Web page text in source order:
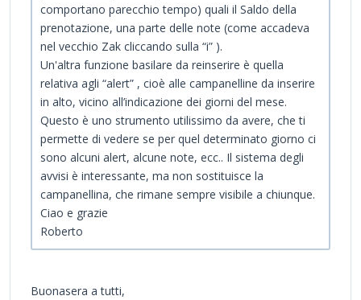
comportano parecchio tempo) quali il Saldo della
prenotazione, una parte delle note (come accadeva
nel vecchio Zak cliccando sulla “i” ).
Un'altra funzione basilare da reinserire è quella
relativa agli “alert” , cioè alle campanelline da inserire
in alto, vicino all’indicazione dei giorni del mese.
Questo è uno strumento utilissimo da avere, che ti
permette di vedere se per quel determinato giorno ci
sono alcuni alert, alcune note, ecc.. Il sistema degli
avvisi è interessante, ma non sostituisce la
campanellina, che rimane sempre visibile a chiunque.
Ciao e grazie
Roberto
Buonasera a tutti,